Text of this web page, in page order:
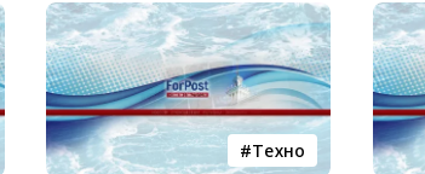
Tехно